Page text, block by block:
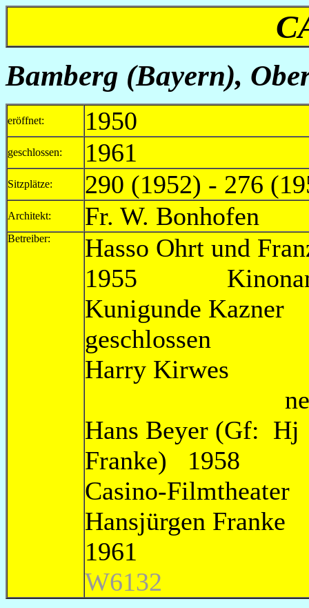
Bamberg (Bayern),
eröffnet: 1950
geschlossen: 1961
Sitzplätze: 290 (1952) - 276
Architekt: Fr. W. Bonhofen
Betreiber:
Hasso Ohrt und
1955
Kunigunde
Harry
neuer
Hans Beyer (Gf: Hj
Franke)
Casino-Filmtheater
Hansjürgen
W6132